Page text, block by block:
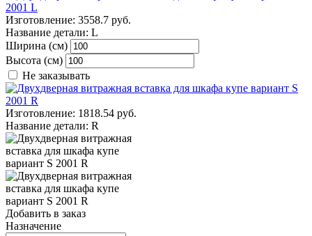
Изготовление: 3558.7 руб.
Название детали: L
Ширина (см)
Высота (см)
Не заказывать
Изготовление: 1818.54 руб.
Название детали: R
Добавить в заказ
Назначение